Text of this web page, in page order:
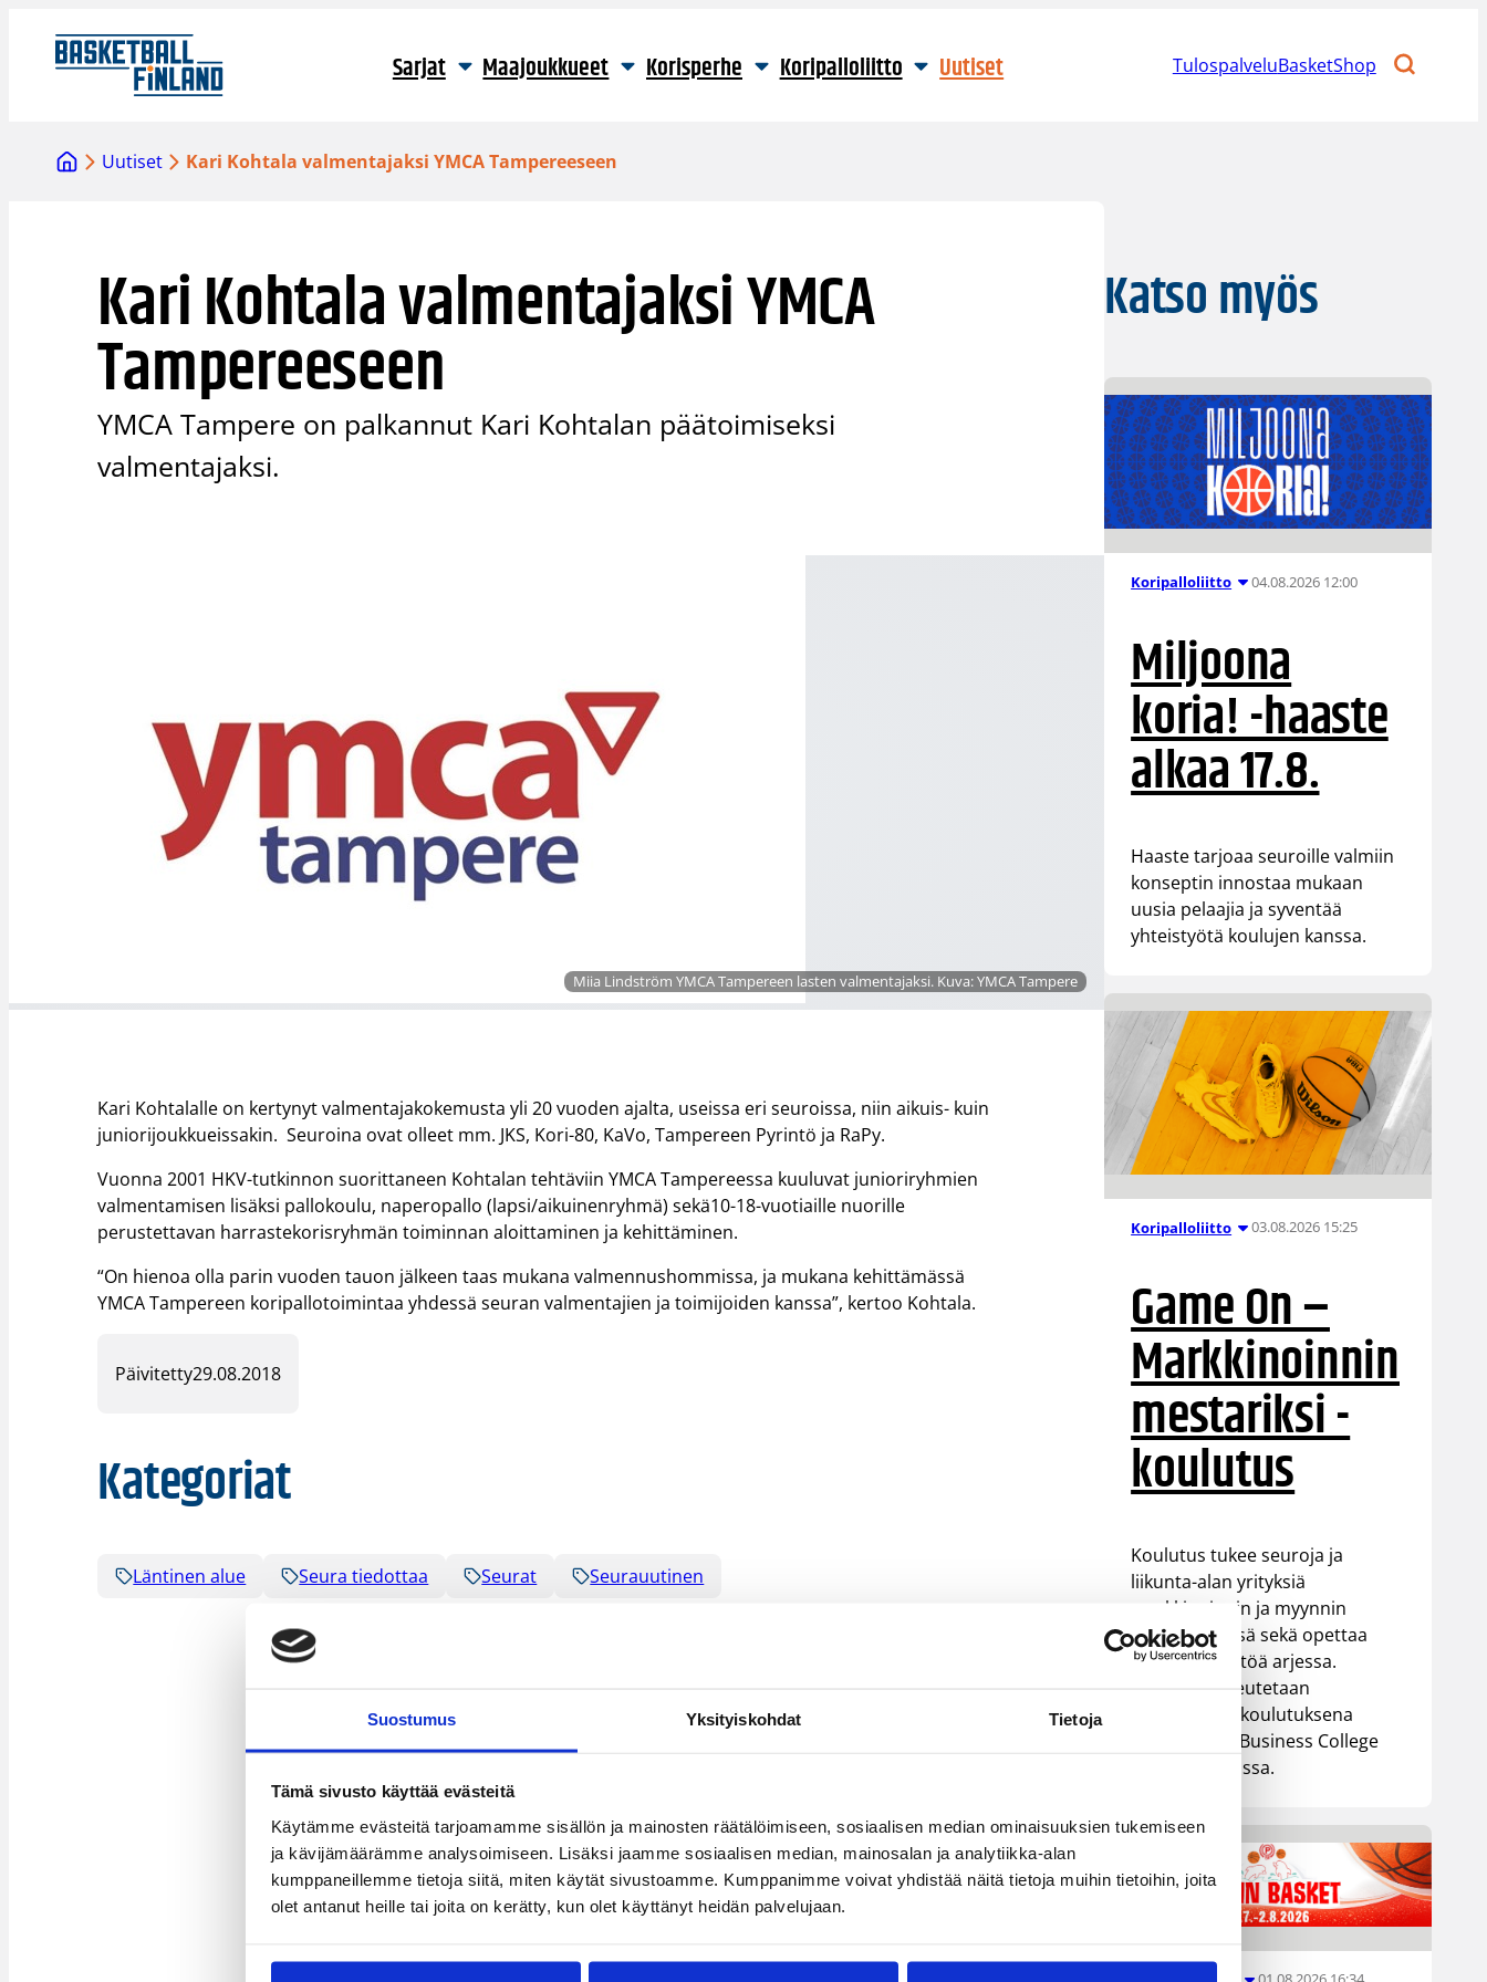
Suostumus Yksityiskohdat Tietoja
Tämä sivusto käyttää evästeitä
Käytämme evästeitä tarjoamamme sisällön ja mainosten räätälöimiseen, sosiaalisen median ominaisuuksien tukemiseen
ja kävijämäärämme analysoimiseen. Lisäksi jaamme sosiaalisen median, mainosalan ja analytiikka-alan
kumppaneillemme tietoja siitä, miten käytät sivustoamme. Kumppanimme voivat yhdistää näitä tietoja muihin tietoihin, joita
olet antanut heille tai joita on kerätty, kun olet käyttänyt heidän palvelujaan.
sisältöön
Sarjat Maajoukkueet Korisperhe Koripalloliitto Uutiset TulospalveluBasketShop
Uutiset Kari Kohtala valmentajaksi YMCA Tampereeseen
Kari Kohtala valmentajaksi YMCA
Tampereeseen
YMCA Tampere on palkannut Kari Kohtalan päätoimiseksi
valmentajaksi.
Miia Lindström YMCA Tampereen lasten valmentajaksi. Kuva: YMCA Tampere
Kari Kohtalalle on kertynyt valmentajakokemusta yli 20 vuoden ajalta, useissa eri seuroissa, niin aikuis- kuin
juniorijoukkueissakin. Seuroina ovat olleet mm. JKS, Kori-80, KaVo, Tampereen Pyrintö ja RaPy.
Vuonna 2001 HKV-tutkinnon suorittaneen Kohtalan tehtäviin YMCA Tampereessa kuuluvat junioriryhmien
valmentamisen lisäksi pallokoulu, naperopallo (lapsi/aikuinenryhmä) sekä10-18-vuotiaille nuorille
perustettavan harrastekorisryhmän toiminnan aloittaminen ja kehittäminen.
“On hienoa olla parin vuoden tauon jälkeen taas mukana valmennushommissa, ja mukana kehittämässä
YMCA Tampereen koripallotoimintaa yhdessä seuran valmentajien ja toimijoiden kanssa”, kertoo Kohtala.
Päivitetty29.08.2018
Kategoriat
Läntinen alue Seura tiedottaa Seurat Seurauutinen
Katso myös
Koripalloliitto 04.08.2026 12:00
Miljoona
koria! -haaste
alkaa 17.8.
Haaste tarjoaa seuroille valmiin
konseptin innostaa mukaan
uusia pelaajia ja syventää
yhteistyötä koulujen kanssa.
Koripalloliitto 03.08.2026 15:25
Game On –
Markkinoinnin
mestariksi -
koulutus
Koulutus tukee seuroja ja
liikunta-alan yrityksiä
markkinoinnin ja myynnin
kehittämisessä sekä opettaa
tekoälyn käyttöä arjessa.
Koulutus toteutetaan
oppisopimuskoulutuksena
yhteistyössä Business College
Helsingin kanssa.